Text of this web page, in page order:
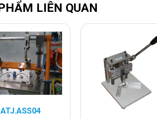
LIÊN QUAN
ATJ.ASS04